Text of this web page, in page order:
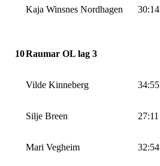
Kaja Winsnes Nordhagen 30:14
10Raumar OL lag 3
Vilde Kinneberg 34:55
Silje Breen 27:11
Mari Vegheim 32:54